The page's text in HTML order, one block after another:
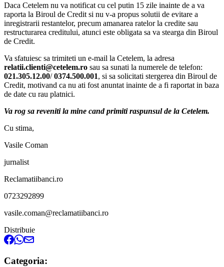
Daca Cetelem nu va notificat cu cel putin 15 zile inainte de a va
raporta la Biroul de Credit si nu v-a propus solutii de evitare a
inregistrarii restantelor, precum amanarea ratelor la credite sau
restructurarea creditului, atunci este obligata sa va stearga din Biroul
de Credit.
Va sfatuiesc sa trimiteti un e-mail la Cetelem, la adresa
relatii.clienti@cetelem.ro sau sa sunati la numerele de telefon:
021.305.12.00/0374.500.001, si sa solicitati stergerea din Biroul de
Credit, motivand ca nu ati fost anuntat inainte de a fi raportat in baza
de date cu rau platnici.
Va rog sa reveniti la mine cand primiti raspunsul de la Cetelem.
Cu stima,
Vasile Coman
jurnalist
Reclamatiibanci.ro
0723292899
vasile.coman@reclamatiibanci.ro
Distribuie
Categoria: